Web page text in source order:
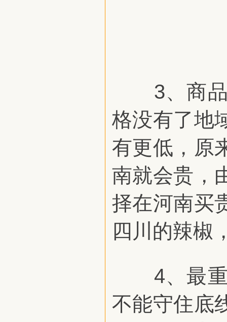
3、商品
格没有了地
有更低，原
南就会贵，
择在河南买
四川的辣椒
4、最重
不能守住底